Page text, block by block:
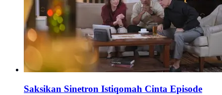
Saksikan Sinetron Istiqomah Cinta Episode